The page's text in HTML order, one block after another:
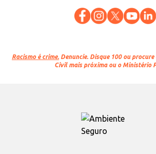
Racismo é crime. Denuncie. Disque 100 ou
Civil mais próxima ou o Ministério